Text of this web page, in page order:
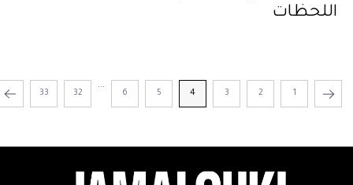
اللحظات
1
2
3
4
5
6
...
32
33